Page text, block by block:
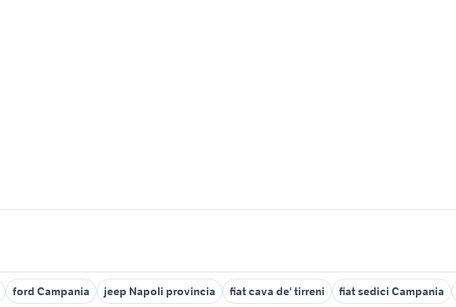
ford Campania jeep Napoli provincia fiat cava de' tirreni fiat sedici Campania